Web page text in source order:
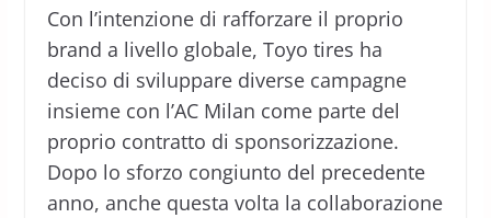
Con l’intenzione di rafforzare il proprio
brand a livello globale, Toyo tires ha
deciso di sviluppare diverse campagne
insieme con l’AC Milan come parte del
proprio contratto di sponsorizzazione.
Dopo lo sforzo congiunto del precedente
anno, anche questa volta la collaborazione